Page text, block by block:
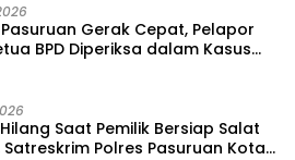
Gerak Cepat, Pelapor
BPD Diperiksa dalam Kasus
Saat Pemilik Bersiap Salat
Satreskrim Polres Pasuruan Kota